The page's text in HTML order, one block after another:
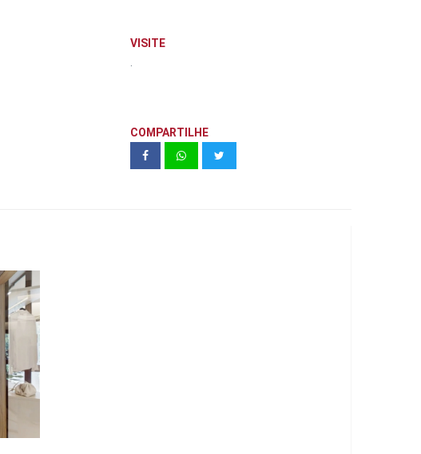
VISITE
COMPARTILHE
Almagah Isntalações Laje Comercial